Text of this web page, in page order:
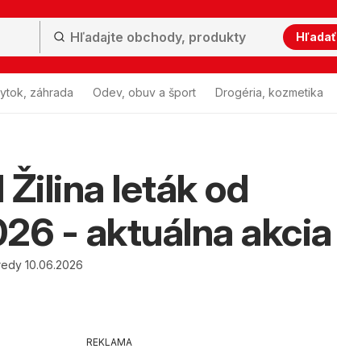
Hľadať
záhrada Odev, obuv a šport Drogéria, kozmetika
leták od
- aktuálna akcia
10.06.2026
REKLAMA